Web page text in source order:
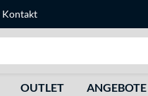
Kontakt
OUTLET ANGEBOTE